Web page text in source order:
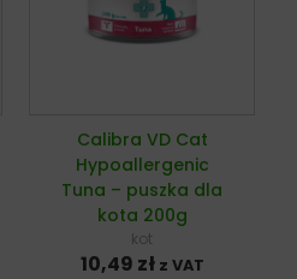
Calibra VD Cat
Hypoallergenic
Tuna – puszka dla
kota 200g
kot
10,49 zł z VAT